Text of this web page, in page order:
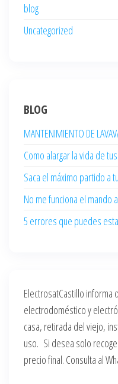
blog
Uncategorized
BLOG
MANTENIMIENTO DE
Como alargar la vida de
Saca el máximo partido a
No me funciona el mando
5 errores que puedes
ElectrosatCastillo
electrodoméstico y
casa, retirada del viejo,
uso. Si desea solo
precio final. Consulta al